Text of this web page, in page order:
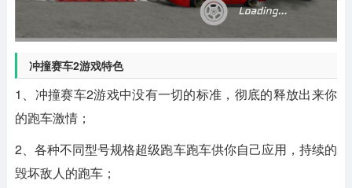
冲撞赛车2游戏特色
1、冲撞赛车2游戏中没有一切的标准，彻底的释放出来你
的跑车激情；
2、各种不同型号规格超级跑车跑车供你自己应用，持续的
毁坏敌人的跑车；